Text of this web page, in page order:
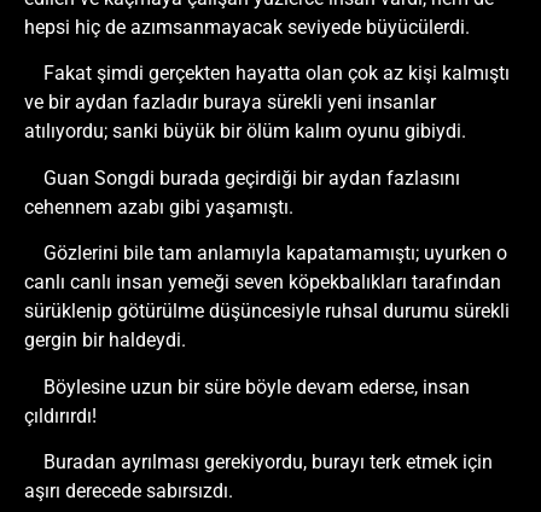
hepsi hiç de azımsanmayacak seviyede büyücülerdi.
Fakat şimdi gerçekten hayatta olan çok az kişi kalmıştı
ve bir aydan fazladır buraya sürekli yeni insanlar
atılıyordu; sanki büyük bir ölüm kalım oyunu gibiydi.
Guan Songdi burada geçirdiği bir aydan fazlasını
cehennem azabı gibi yaşamıştı.
Gözlerini bile tam anlamıyla kapatamamıştı; uyurken o
canlı canlı insan yemeği seven köpekbalıkları tarafından
sürüklenip götürülme düşüncesiyle ruhsal durumu sürekli
gergin bir haldeydi.
Böylesine uzun bir süre böyle devam ederse, insan
çıldırırdı!
Buradan ayrılması gerekiyordu, burayı terk etmek için
aşırı derecede sabırsızdı.